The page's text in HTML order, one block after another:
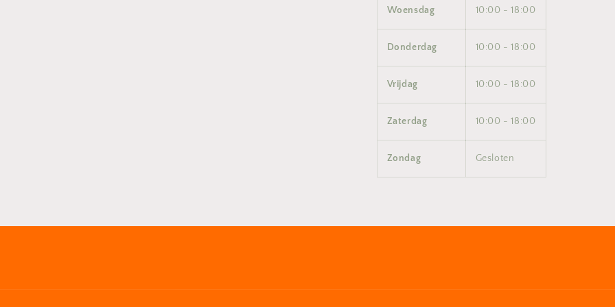
Woensdag 10:00 - 18:00
Donderdag 10:00 - 18:00
Vrijdag 10:00 - 18:00
Zaterdag 10:00 - 18:00
Zondag Gesloten